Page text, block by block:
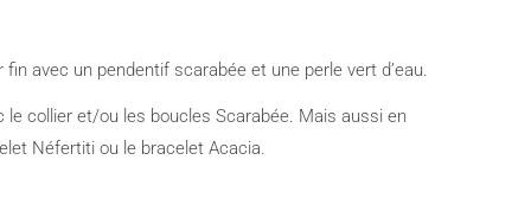
fin avec un pendentif scarabée et une perle vert d’eau.
le collier et/ou les boucles Scarabée. Mais aussi en
Néfertiti ou le bracelet Acacia.